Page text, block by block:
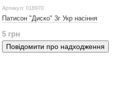
Артикул: 018970
Патисон "Диско" 3г Укр насіння
5 грн
Повідомити про надходження